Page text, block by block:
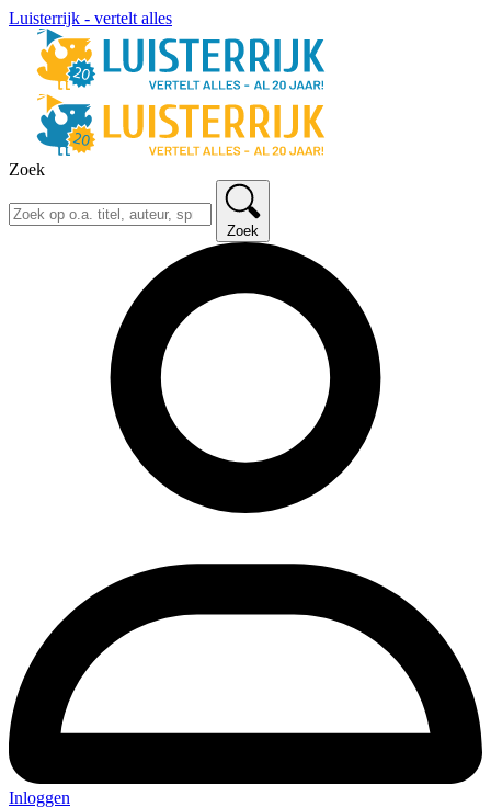
Luisterrijk - vertelt alles
Zoek
Zoek
Inloggen